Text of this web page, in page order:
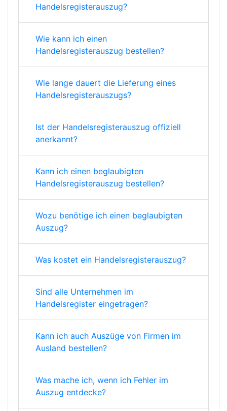
Handelsregisterauszug?
Wie kann ich einen
Handelsregisterauszug bestellen?
Wie lange dauert die Lieferung eines
Handelsregisterauszugs?
Ist der Handelsregisterauszug offiziell
anerkannt?
Kann ich einen beglaubigten
Handelsregisterauszug bestellen?
Wozu benötige ich einen beglaubigten
Auszug?
Was kostet ein Handelsregisterauszug?
Sind alle Unternehmen im
Handelsregister eingetragen?
Kann ich auch Auszüge von Firmen im
Ausland bestellen?
Was mache ich, wenn ich Fehler im
Auszug entdecke?